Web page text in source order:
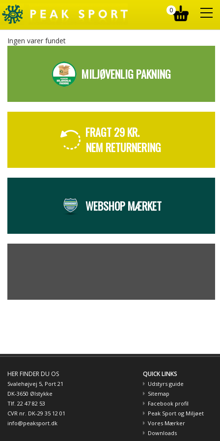
0
Ingen varer fundet
MILJØVENLIG PAKNING
FRAGT 29 KR.
NEM RETURNERING
WEBSHOP MÆRKET
HER FINDER DU OS
Svalehøjvej 5, Port 21
DK-3650 Ølstykke
Tlf. 22 47 82 53
CVR nr. DK-29 35 12 01
info@peaksport.dk
QUICK LINKS
Udstyrs guide
Sitemap
Facebook profil
Peak Sport og Miljøet
Vores Mærker
Downloads